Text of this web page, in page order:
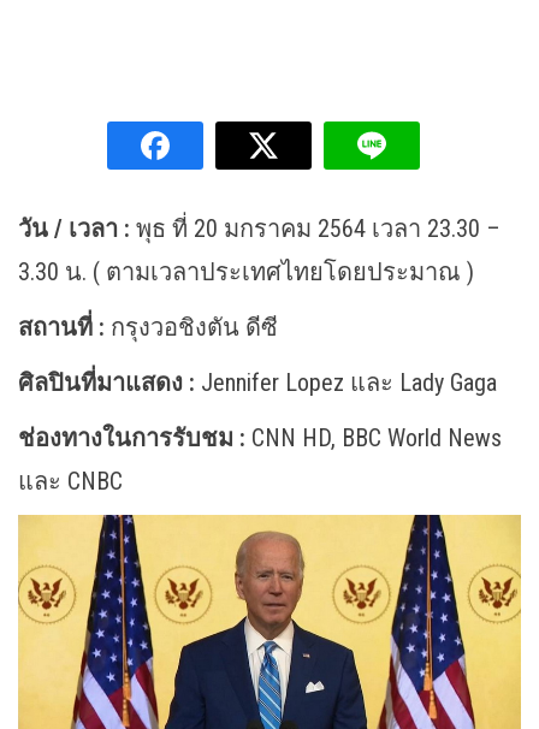
วัน / เวลา : พุธ ที่ 20 มกราคม 2564 เวลา 23.30 –
3.30 น. ( ตามเวลาประเทศไทยโดยประมาณ )
สถานที่ : กรุงวอชิงตัน ดีซี
ศิลปินที่มาแสดง : Jennifer Lopez และ Lady Gaga
ช่องทางในการรับชม : CNN HD, BBC World News
และ CNBC